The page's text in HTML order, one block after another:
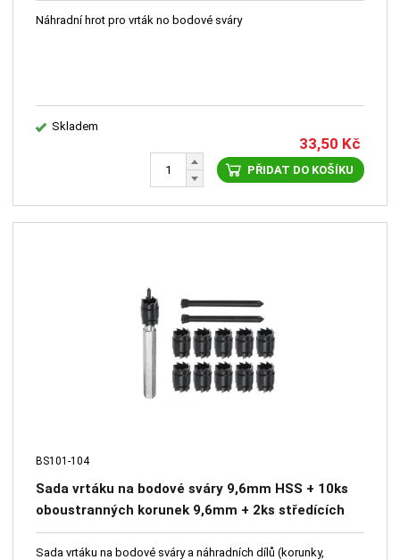
Náhradní hrot pro vrták no bodové sváry
Skladem
33,50 Kč
PŘIDAT DO KOŠÍKU
BS101-104
Sada vrtáku na bodové sváry 9,6mm HSS + 10ks
oboustranných korunek 9,6mm + 2ks středících
hrotů 2,5mm
Sada vrtáku na bodové sváry a náhradních dílů (korunky,